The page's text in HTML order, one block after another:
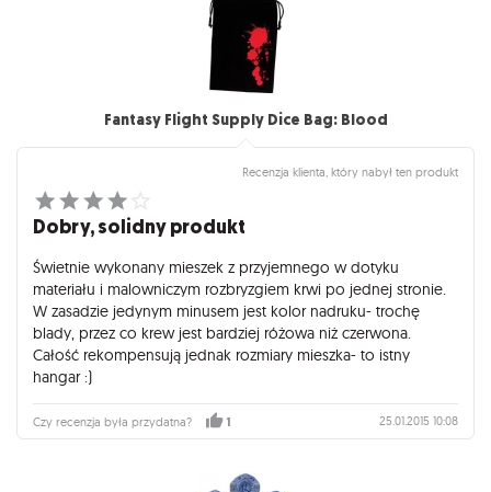
Fantasy Flight Supply Dice Bag: Blood
Recenzja klienta, który nabył ten produkt
Dobry, solidny produkt
Świetnie wykonany mieszek z przyjemnego w dotyku
materiału i malowniczym rozbryzgiem krwi po jednej stronie.
W zasadzie jedynym minusem jest kolor nadruku- trochę
blady, przez co krew jest bardziej różowa niż czerwona.
Całość rekompensują jednak rozmiary mieszka- to istny
hangar :)
Czy recenzja była przydatna? 1 25.01.2015 10:08